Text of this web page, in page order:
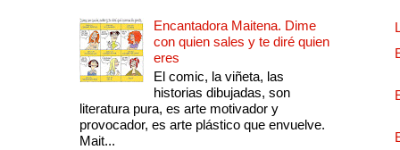
Encantadora Maitena. Dime
con quien sales y te diré quien
eres
El comic, la viñeta, las
historias dibujadas, son
literatura pura, es arte motivador y
provocador, es arte plástico que envuelve.
Mait...